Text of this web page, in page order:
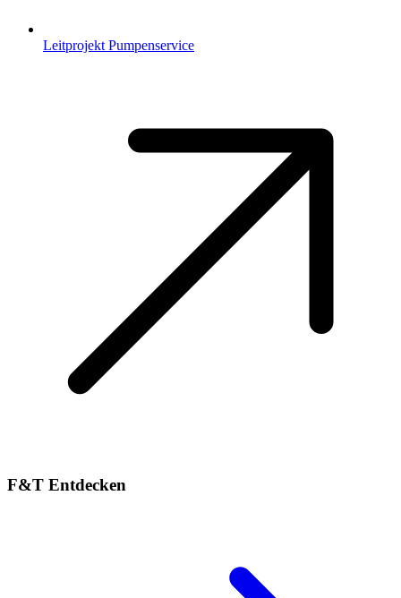
Leitprojekt Pumpenservice
F&T Entdecken